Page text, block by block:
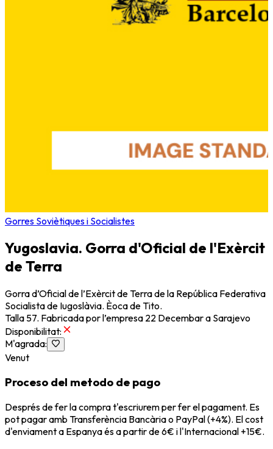
Gorres Soviètiques i Socialistes
Yugoslavia. Gorra d'Oficial de l'Exèrcit
de Terra
Gorra d’Oficial de l’Exèrcit de Terra de la República Federativa
Socialista de Iugoslàvia. Èoca de Tito.
Talla 57. Fabricada por l’empresa 22 Decembar a Sarajevo
Disponibilitat:
M'agrada:
Venut
Proceso del metodo de pago
Després de fer la compra t'escriurem per fer el pagament. Es
pot pagar amb Transferència Bancària o PayPal (+4%). El cost
d'enviament a Espanya és a partir de 6€ i l'Internacional +15€.